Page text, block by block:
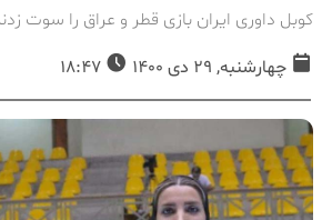
کوبل داوری ایران بازی قطر و عراق را سوت
چهارشنبه, 29 دی 1400